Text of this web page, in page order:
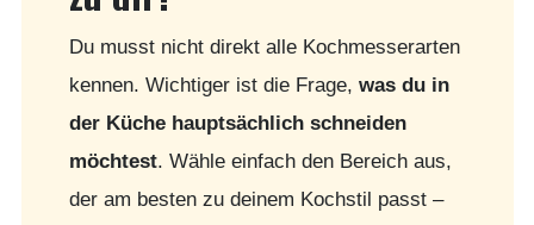
Du musst nicht direkt alle Kochmesserarten
kennen. Wichtiger ist die Frage, was du in
der Küche hauptsächlich schneiden
möchtest. Wähle einfach den Bereich aus,
der am besten zu deinem Kochstil passt –